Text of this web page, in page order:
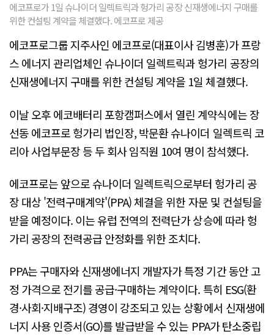
에코프로가 1일 슈나이더 일렉트릭과 헝가리 공장 신재생에너지 구매를
위한 컨설팅 계약을 체결했다. 에코프로 제공
에코프로그룹 지주사인 에코프로(대표이사 김병훈)가 프랑
스 에너지 관리업체인 슈나이더 일렉트릭과 헝가리 공장의
신재생에너지 구매를 위한 컨설팅 계약을 1일 체결했다.
이날 오후 에코배터리 포항캠퍼스에서 열린 계약식에는 장
선동 에코프로 헝가리 법인장, 박문환 슈나이더 일렉트릭 코
리아 사업부문장 등 두 회사 임직원 10여 명이 참석했다.
에코프로는 앞으로 슈나이더 일렉트릭으로부터 헝가리 공
장 대상 '전력구매계약'(PPA) 체결을 위한 자문 및 컨설팅을
받을 예정이다. 이는 유럽 전역의 전력단가 상승에 따라 헝
가리 공장의 전력공급 안정화를 위한 조치다.
PPA는 구매자와 신재생에너지 개발자가 특정 기간 동안 고
정 가격으로 전기를 공급·구매하는 계약이다. 특히 ESG(환
경·사회·지배구조) 경영이 강조되고 있는 상황에서 신재생에
너지 사용 인증서(GO)를 발급받을 수 있는 PPA가 탄소중립